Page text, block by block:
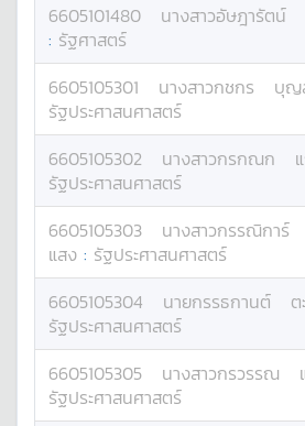
6605101480 นางสาวอัษฎารัตน์
: รัฐศาสตร์
6605105301 นางสาวกชกร บุญ
รัฐประศาสนศาสตร์
6605105302 นางสาวกรกณก
รัฐประศาสนศาสตร์
6605105303 นางสาวกรรณิการ์
แสง : รัฐประศาสนศาสตร์
6605105304 นายกรรธกานต์ ต
รัฐประศาสนศาสตร์
6605105305 นางสาวกรวรรณ
รัฐประศาสนศาสตร์